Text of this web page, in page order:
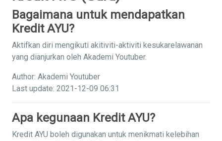
Bagaimana untuk mendapatkan
Kredit AYU?
Aktifkan diri mengikuti akitiviti-aktiviti kesukarelawanan
yang dianjurkan oleh Akademi Youtuber.
Author: Akademi Youtuber
Last update: 2021-12-09 06:31
Apa kegunaan Kredit AYU?
Kredit AYU boleh digunakan untuk menikmati kelebihan